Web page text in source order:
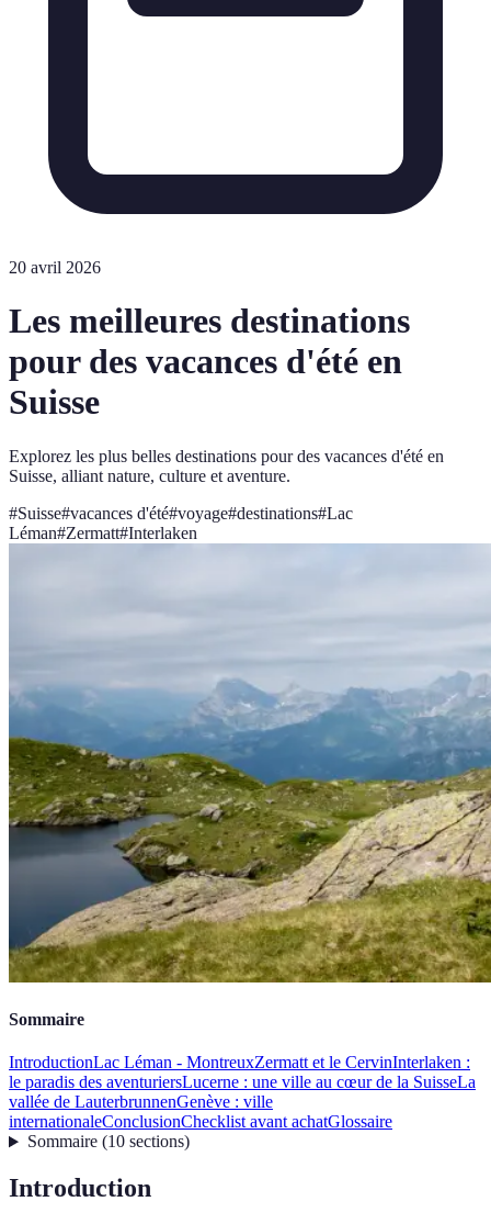
20 avril 2026
Les meilleures destinations
pour des vacances d'été en
Suisse
Explorez les plus belles destinations pour des vacances d'été en
Suisse, alliant nature, culture et aventure.
#Suisse#vacances d'été#voyage#destinations#Lac
Léman#Zermatt#Interlaken
Sommaire
IntroductionLac Léman - MontreuxZermatt et le CervinInterlaken :
le paradis des aventuriersLucerne : une ville au cœur de la SuisseLa
vallée de LauterbrunnenGenève : ville
internationaleConclusionChecklist avant achatGlossaire
Sommaire(10 sections)
Introduction